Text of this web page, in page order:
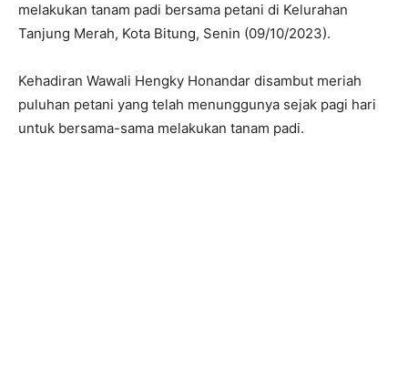
melakukan tanam padi bersama petani di Kelurahan
Tanjung Merah, Kota Bitung, Senin (09/10/2023).
Kehadiran Wawali Hengky Honandar disambut meriah
puluhan petani yang telah menunggunya sejak pagi hari
untuk bersama-sama melakukan tanam padi.